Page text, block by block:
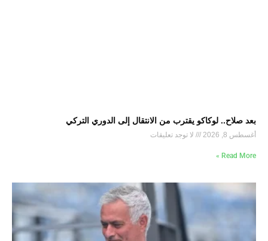
بعد صلاح.. لوكاكو يقترب من الانتقال إلى الدوري التركي
أغسطس 8, 2026 لا توجد تعليقات
Read More »